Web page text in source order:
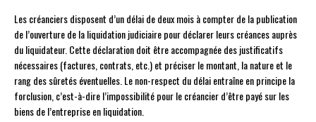
Les créanciers disposent d’un délai de deux mois à compter de la publication
de l’ouverture de la liquidation judiciaire pour déclarer leurs créances auprès
du liquidateur. Cette déclaration doit être accompagnée des justificatifs
nécessaires (factures, contrats, etc.) et préciser le montant, la nature et le
rang des sûretés éventuelles. Le non-respect du délai entraîne en principe la
forclusion, c’est-à-dire l’impossibilité pour le créancier d’être payé sur les
biens de l’entreprise en liquidation.